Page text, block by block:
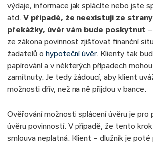
výdaje, informace jak splácíte nebo jste
atd. V případě, že neexistují ze
překážky, úvěr vám bude poskytnut
ze zákona povinnost zjišťovat finanční
žadatelů o hypoteční úvěr. Klienty tak
papírování a v některých případech
zamítnuty. Je tedy žádoucí, aby klient
možnosti dřív, než na ně přijdou v bance.
Ověřování možnosti splácení úvěru je
úvěru povinností. V případě, že tento krok
smlouva neplatná. Klient – dlužník je